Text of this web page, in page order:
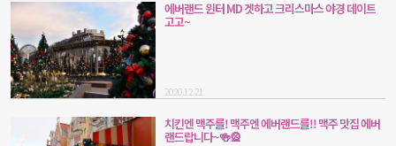
에버랜드 윈터 MD 겟하고 크리스마스 야경 데이트
고고~
2020.12.21
치킨엔 맥주를! 맥주엔 에버랜드를!! 맥주 맛집 에버
랜드랍니다~🍻🎡